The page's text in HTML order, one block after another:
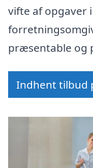
vifte af opgaver
præsentable og
Indhent tilbud